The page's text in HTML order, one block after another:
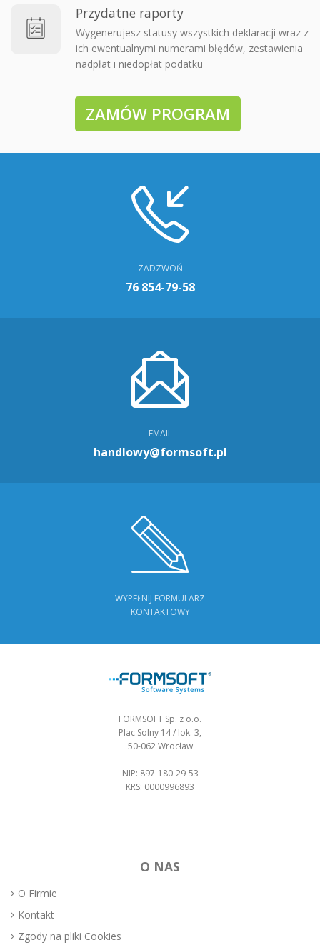
Przydatne raporty
Wygenerujesz statusy wszystkich deklaracji wraz z
ich ewentualnymi numerami błędów, zestawienia
nadpłat i niedopłat podatku
ZAMÓW PROGRAM
ZADZWOŃ
76 854-79-58
EMAIL
handlowy@formsoft.pl
WYPEŁNIJ FORMULARZ
KONTAKTOWY
FORMSOFT Sp. z o.o.
Plac Solny 14 / lok. 3,
50-062 Wrocław
NIP: 897-180-29-53
KRS: 0000996893
O NAS
O Firmie
Kontakt
Zgody na pliki Cookies